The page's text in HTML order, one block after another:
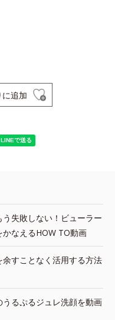
追加
う失敗しない！ビューラー
かなえるHOW TO動画
余すことなく活用する方法
うるぷるジュレ洗顔を動画